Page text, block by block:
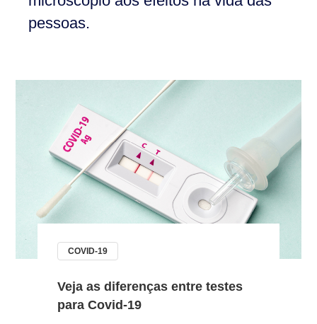
pessoas.
COVID-19
Veja as diferenças entre testes
para Covid-19